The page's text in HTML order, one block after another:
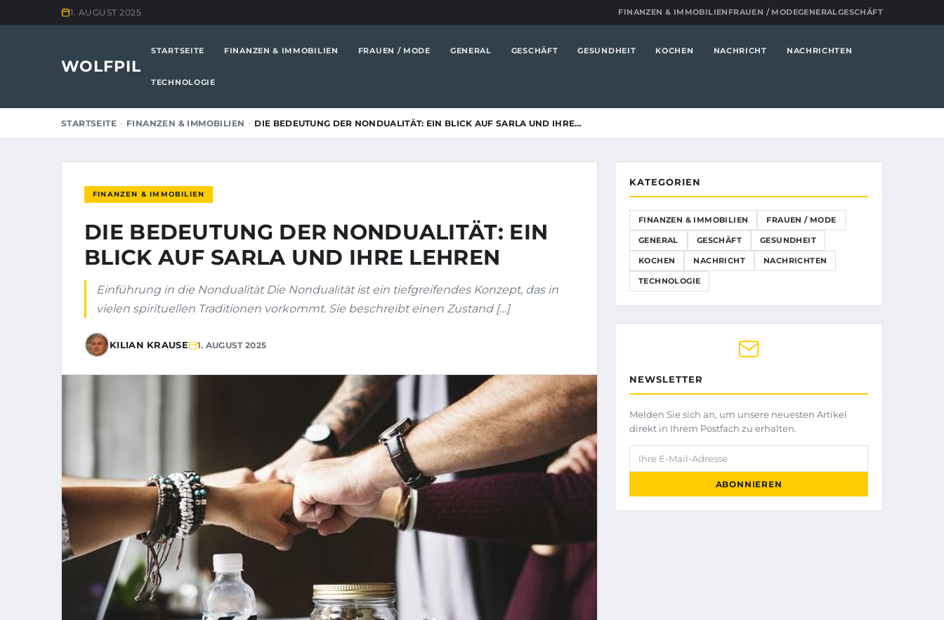
1. AUGUST 2025 FINANZEN & IMMOBILIEN FRAUEN / MODEGENERALGESCHÄFT
WOLFPIL
STARTSEITE FINANZEN & IMMOBILIEN FRAUEN / MODE GENERAL GESCHÄFT GESUNDHEIT KOCHEN NACHRICHT NACHRICHTEN
TECHNOLOGIE
STARTSEITE FINANZEN & IMMOBILIEN DIE BEDEUTUNG DER NONDUALITÄT: EIN BLICK AUF SARLA UND IHRE…
FINANZEN & IMMOBILIEN
DIE BEDEUTUNG DER NONDUALITÄT: EIN
BLICK AUF SARLA UND IHRE LEHREN
Einführung in die Nondualität Die Nondualität ist ein tiefgreifendes Konzept, das in
vielen spirituellen Traditionen vorkommt. Sie beschreibt einen Zustand […]
KILIAN KRAUSE 1. AUGUST 2025
KATEGORIEN
FINANZEN & IMMOBILIEN FRAUEN / MODE
GENERAL GESCHÄFT GESUNDHEIT
KOCHEN NACHRICHT NACHRICHTEN
TECHNOLOGIE
NEWSLETTER
Melden Sie sich an, um unsere neuesten Artikel
direkt in Ihrem Postfach zu erhalten.
Ihre E-Mail-Adresse
ABONNIEREN